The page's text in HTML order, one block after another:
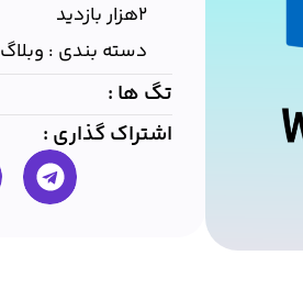
۲هزار بازدید
دسته بندی : وبلاگ
تگ ها :
اشتراک گذاری :